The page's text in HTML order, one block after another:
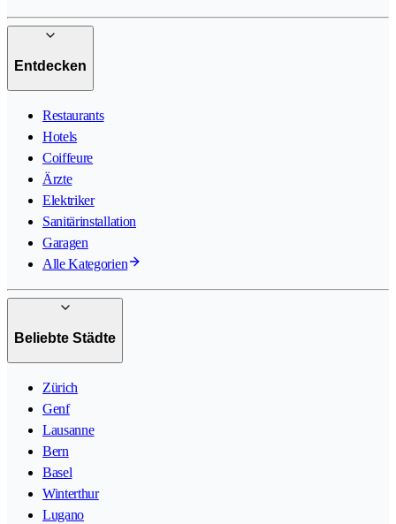
Entdecken
Restaurants
Hotels
Coiffeure
Ärzte
Elektriker
Sanitärinstallation
Garagen
Alle Kategorien
Beliebte Städte
Zürich
Genf
Lausanne
Bern
Basel
Winterthur
Lugano